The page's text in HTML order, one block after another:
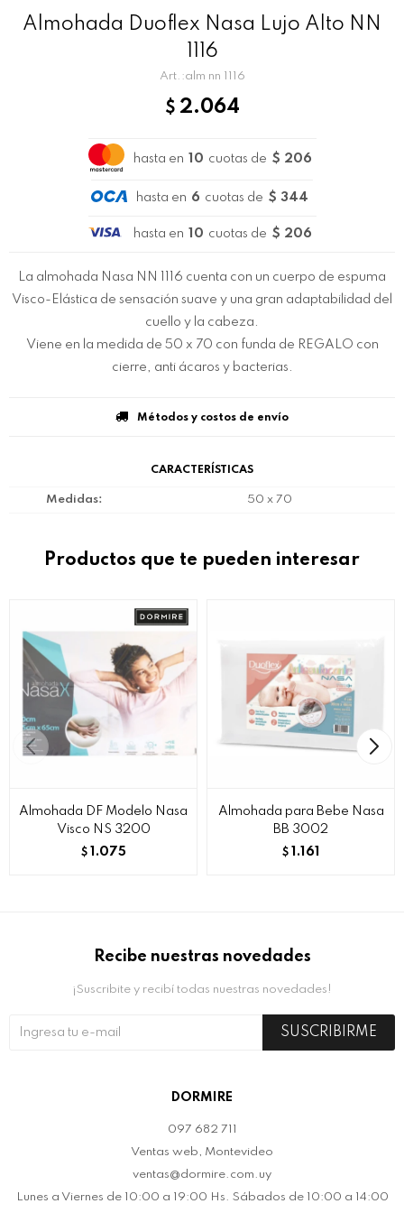
Almohada Duoflex Nasa Lujo Alto NN
1116
alm nn 1116
$ 2.064
hasta en 10 cuotas de $ 206
hasta en 6 cuotas de $ 344
hasta en 10 cuotas de $ 206
La almohada Nasa NN 1116 cuenta con un cuerpo de espuma
Visco-Elástica de sensación suave y una gran adaptabilidad del
cuello y la cabeza.
Viene en la medida de 50 x 70 con funda de REGALO con
cierre, anti ácaros y bacterias.
Métodos y costos de envío
CARACTERÍSTICAS
Medidas 50 x 70
Productos que te pueden interesar
Almohada DF Modelo Nasa
Visco NS 3200
$ 1.075
Almohada para Bebe Nasa
BB 3002
$ 1.161
DORMIRE
097 682 711
Ventas web, Montevideo
ventas@dormire.com.uy
Lunes a Viernes de 10:00 a 19:00 Hs. Sábados de 10:00 a 14:00
Recibe nuestras novedades
¡Suscribite y recibí todas nuestras novedades!
SUSCRIBIRME